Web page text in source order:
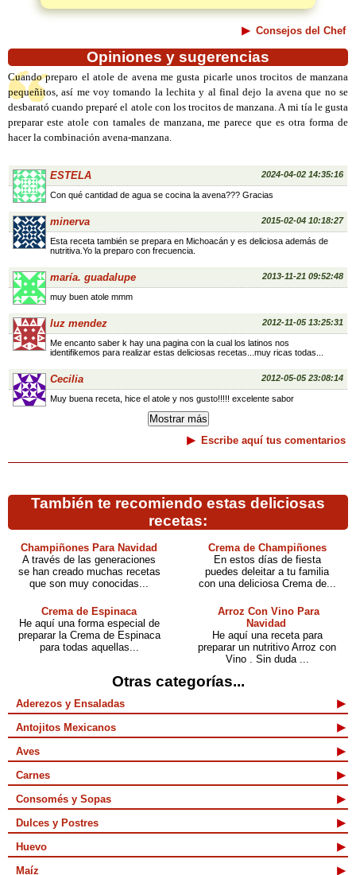
Consejos del Chef
Opiniones y sugerencias
Cuando preparo el atole de avena me gusta picarle unos trocitos de manzana
pequeñitos, así me voy tomando la lechita y al final dejo la avena que no se
desbarató cuando preparé el atole con los trocitos de manzana. A mi tía le gusta
preparar este atole con tamales de manzana, me parece que es otra forma de
hacer la combinación avena-manzana.
ESTELA 2024-04-02 14:35:16
Con qué cantidad de agua se cocina la avena??? Gracias
minerva 2015-02-04 10:18:27
Esta receta también se prepara en Michoacán y es deliciosa además de
nutritiva.Yo la preparo con frecuencia.
maría. guadalupe 2013-11-21 09:52:48
muy buen atole mmm
luz mendez 2012-11-05 13:25:31
Me encanto saber k hay una pagina con la cual los latinos nos
identifikemos para realizar estas deliciosas recetas...muy ricas todas...
Cecilia 2012-05-05 23:08:14
Muy buena receta, hice el atole y nos gusto!!!!! excelente sabor
Escribe aquí tus comentarios
También te recomiendo estas deliciosas
recetas:
Champiñones Para Navidad
A través de las generaciones
se han creado muchas recetas
que son muy conocidas...
Crema de Champiñones
En estos días de fiesta
puedes deleitar a tu familia
con una deliciosa Crema de...
Crema de Espinaca
He aquí una forma especial de
preparar la Crema de Espinaca
para todas aquellas...
Arroz Con Vino Para
Navidad
He aquí una receta para
preparar un nutritivo Arroz con
Vino . Sin duda ...
Otras categorías...
Aderezos y Ensaladas
Antojitos Mexicanos
Aves
Carnes
Consomés y Sopas
Dulces y Postres
Huevo
Maíz